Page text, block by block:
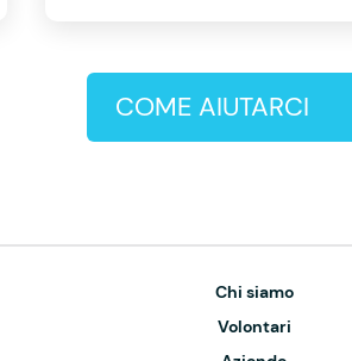
COME AIUTARCI
Chi siamo
Volontari